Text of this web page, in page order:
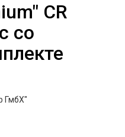
CR
со
ГмбХ"